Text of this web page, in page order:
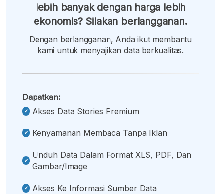
lebih banyak dengan harga lebih
ekonomis? Silakan berlangganan.
Dengan berlangganan, Anda ikut membantu
kami untuk menyajikan data berkualitas.
Dapatkan:
Akses Data Stories Premium
Kenyamanan Membaca Tanpa Iklan
Unduh Data Dalam Format XLS, PDF, Dan
Gambar/image
Akses Ke Informasi Sumber Data